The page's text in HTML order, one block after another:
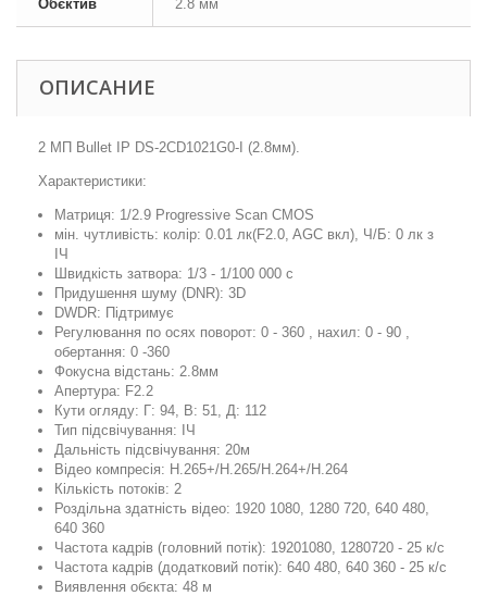
Обєктив 2.8 мм
ОПИСАНИЕ
2 МП Bullet IP DS-2CD1021G0-I (2.8мм).
Характеристики:
Матриця: 1/2.9 Progressive Scan CMOS
мін. чутливість: колір: 0.01 лк(F2.0, AGC вкл), Ч/Б: 0 лк з
ІЧ
Швидкість затвора: 1/3 - 1/100 000 с
Придушення шуму (DNR): 3D
DWDR: Підтримує
Регулювання по осях поворот: 0 - 360 , нахил: 0 - 90 ,
обертання: 0 -360
Фокусна відстань: 2.8мм
Апертура: F2.2
Кути огляду: Г: 94, В: 51, Д: 112
Тип підсвічування: ІЧ
Дальність підсвічування: 20м
Відео компресія: H.265+/H.265/H.264+/H.264
Кількість потоків: 2
Роздільна здатність відео: 1920 1080, 1280 720, 640 480,
640 360
Частота кадрів (головний потік): 19201080, 1280720 - 25 к/с
Частота кадрів (додатковий потік): 640 480, 640 360 - 25 к/с
Виявлення обєкта: 48 м